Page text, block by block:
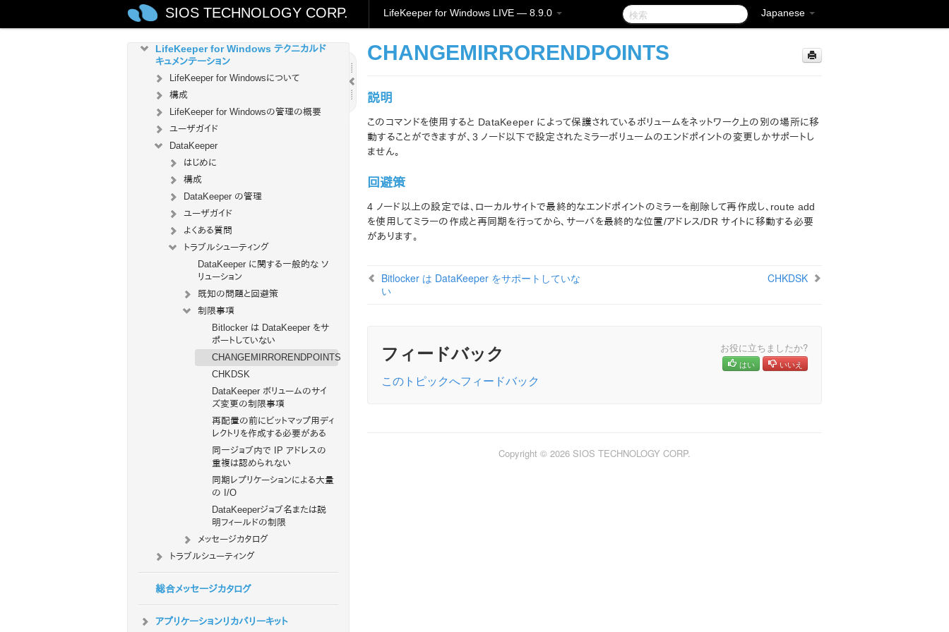
Japanese
SIOS TECHNOLOGY CORP. LifeKeeper for Windows LIVE — 8.9.0
ョンガイド
LifeKeeper for Windows テクニカルド
キュメンテーション
LifeKeeper for Windowsについて
構成
LifeKeeper for Windowsの管理の概要
ユーザガイド
DataKeeper
はじめに
構成
DataKeeper の管理
ユーザガイド
よくある質問
トラブルシューティング
DataKeeper に関する一般的な ソ
リューション
既知の問題と回避策
制限事項
Bitlocker は DataKeeper をサ
ポートしていない
CHANGEMIRRORENDPOINTS
CHKDSK
DataKeeper ボリュームのサイ
ズ変更の制限事項
再配置の前にビットマップ用ディ
レクトリを作成する必要がある
同一ジョブ内で IP アドレスの
重複は認められない
同期レプリケーションによる大量
の I/O
DataKeeperジョブ名または説
明フィールドの制限
メッセージカタログ
トラブルシューティング
総合メッセージカタログ
アプリケーションリカバリーキット
CHANGEMIRRORENDPOINTS
説明
このコマンドを使用すると DataKeeper によって保護されているボリュームをネットワーク上の別の場所に移
動することができますが、3 ノード以下で設定されたミラーボリュームのエンドポイントの変更しかサポートし
ません。
回避策
4 ノード以上の設定では、ローカルサイトで最終的なエンドポイントのミラーを削除して再作成し、route add
を使用してミラーの作成と再同期を行ってから、サーバを最終的な位置/アドレス/DR サイトに移動する必要
があります。
Bitlocker は DataKeeper をサポートしていな
い
CHKDSK
フィードバック お役に立ちましたか?
はい いいえ
このトピックへフィードバック
Copyright © 2026 SIOS TECHNOLOGY CORP.